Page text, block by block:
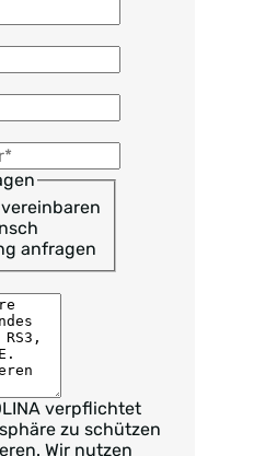
anfragen
verpflichtet
zu schützen
Wir nutzen